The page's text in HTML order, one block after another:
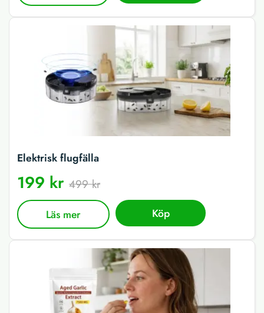
Elektrisk flugfälla
199 kr 499 kr
Läs mer Köp